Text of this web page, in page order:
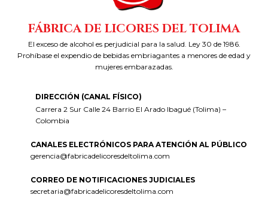
FÁBRICA DE LICORES DEL TOLIMA
El exceso de alcohol es perjudicial para la salud. Ley 30 de 1986.
Prohíbase el expendio de bebidas embriagantes a menores de edad y
mujeres embarazadas.
DIRECCIÓN (CANAL FÍSICO)
Carrera 2 Sur Calle 24 Barrio El Arado Ibagué (Tolima) –
Colombia
CANALES ELECTRÓNICOS PARA ATENCIÓN AL PÚBLICO
gerencia@fabricadelicoresdeltolima.com
CORREO DE NOTIFICACIONES JUDICIALES
secretaria@fabricadelicoresdeltolima.com